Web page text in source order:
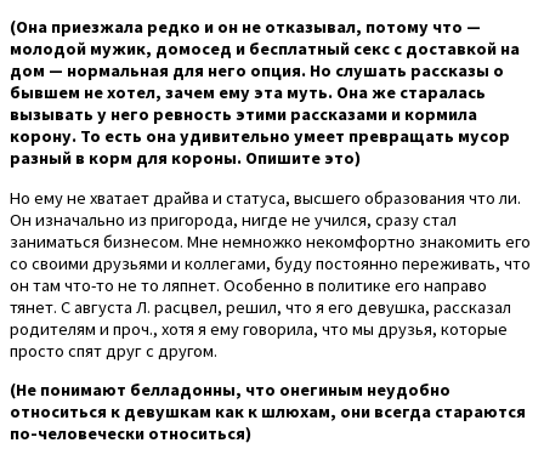
(Она приезжала редко и он не отказывал, потому что —
молодой мужик, домосед и бесплатный секс с доставкой на
дом — нормальная для него опция. Но слушать рассказы о
бывшем не хотел, зачем ему эта муть. Она же старалась
вызывать у него ревность этими рассказами и кормила
корону. То есть она удивительно умеет превращать мусор
разный в корм для короны. Опишите это)
Но ему не хватает драйва и статуса, высшего образования что ли.
Он изначально из пригорода, нигде не учился, сразу стал
заниматься бизнесом. Мне немножко некомфортно знакомить его
со своими друзьями и коллегами, буду постоянно переживать, что
он там что-то не то ляпнет. Особенно в политике его направо
тянет. С августа Л. расцвел, решил, что я его девушка, рассказал
родителям и проч., хотя я ему говорила, что мы друзья, которые
просто спят друг с другом.
(Не понимают белладонны, что онегиным неудобно
относиться к девушкам как к шлюхам, они всегда стараются
по-человечески относиться)